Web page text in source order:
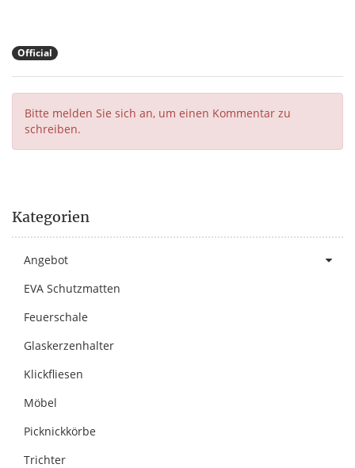
Official
Bitte melden Sie sich an, um einen Kommentar zu
schreiben.
Kategorien
Angebot
EVA Schutzmatten
Feuerschale
Glaskerzenhalter
Klickfliesen
Möbel
Picknickkörbe
Trichter